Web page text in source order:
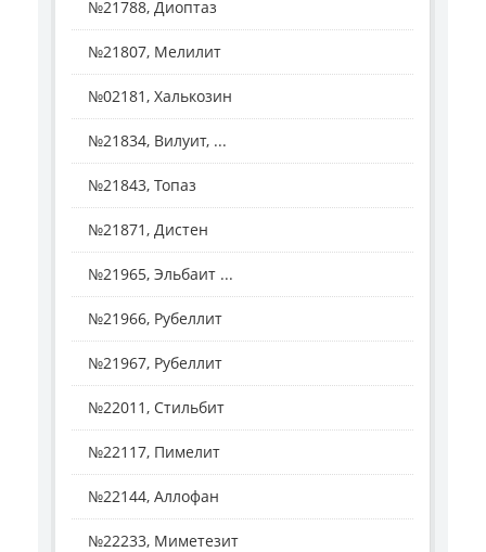
№21788, Диоптаз
№21807, Мелилит
№02181, Халькозин
№21834, Вилуит, ...
№21843, Топаз
№21871, Дистен
№21965, Эльбаит ...
№21966, Рубеллит
№21967, Рубеллит
№22011, Стильбит
№22117, Пимелит
№22144, Аллофан
№22233, Миметезит